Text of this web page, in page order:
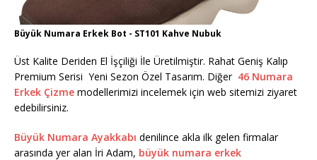
Büyük Numara Erkek Bot - ST101 Kahve Nubuk
Üst Kalite Deriden El İşçiliği İle Üretilmiştir. Rahat Geniş Kalıp
Premium Serisi Yeni Sezon Özel Tasarım. Diğer 46 Numara
Erkek Çizme modellerimizi incelemek için web sitemizi ziyaret
edebilirsiniz.
Büyük Numara Ayakkabı denilince akla ilk gelen firmalar
arasında yer alan İri Adam, büyük numara erkek